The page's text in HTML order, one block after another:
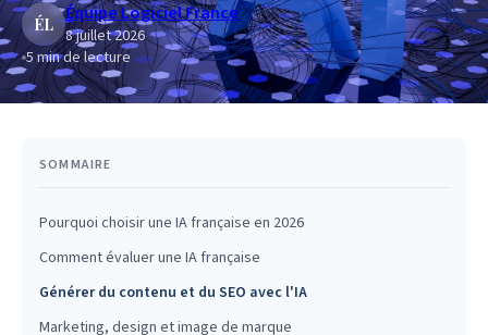
ÉL Équipe Logiciel France
8 juillet 2026
5 min de lecture
SOMMAIRE
Pourquoi choisir une IA française en 2026
Comment évaluer une IA française
Générer du contenu et du SEO avec l'IA
Marketing, design et image de marque